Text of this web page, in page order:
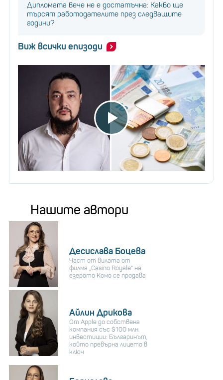
Дипломата вече не е достатъчна: Какво ще
търсят работодателите през следващите
години?
Виж всички епизоди
Нашите автори
Десислава Боцева
Част от вилата от
филма „Casino Royale“ на
езерото Комо се продава
Айлин Дрикова
От Apple до собствена
компания със $100 млн.
инвестиции: Българинът,
който превърна лицето в
ключ